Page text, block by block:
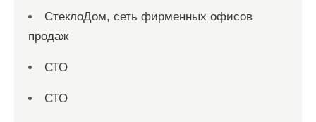
СтеклоДом, сеть фирменных офисов
продаж
СТО
СТО